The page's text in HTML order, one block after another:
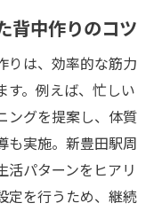
背中作りのコツ
りは、効率的な筋力
す。例えば、忙しい
ングを提案し、体質
も実施。新豊田駅周
活パターンをヒアリ
定を行うため、継続